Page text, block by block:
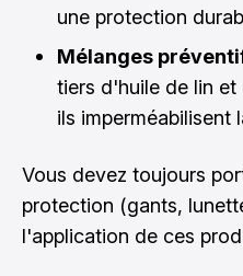
une protection
Mélanges
tiers d'huile de lin et
ils imperméabilisent
Vous devez toujours
protection (gants,
l'application de ces